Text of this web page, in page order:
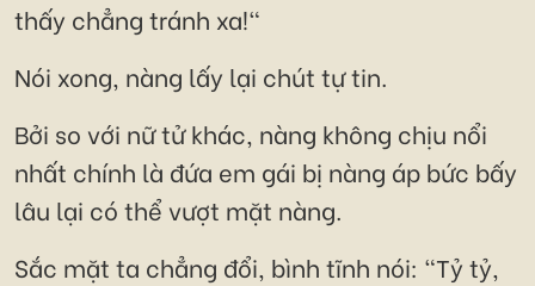
thấy chẳng tránh xa!"
Nói xong, nàng lấy lại chút tự tin.
Bởi so với nữ tử khác, nàng không chịu nổi
nhất chính là đứa em gái bị nàng áp bức bấy
lâu lại có thể vượt mặt nàng.
Sắc mặt ta chẳng đổi, bình tĩnh nói: "Tỷ tỷ,